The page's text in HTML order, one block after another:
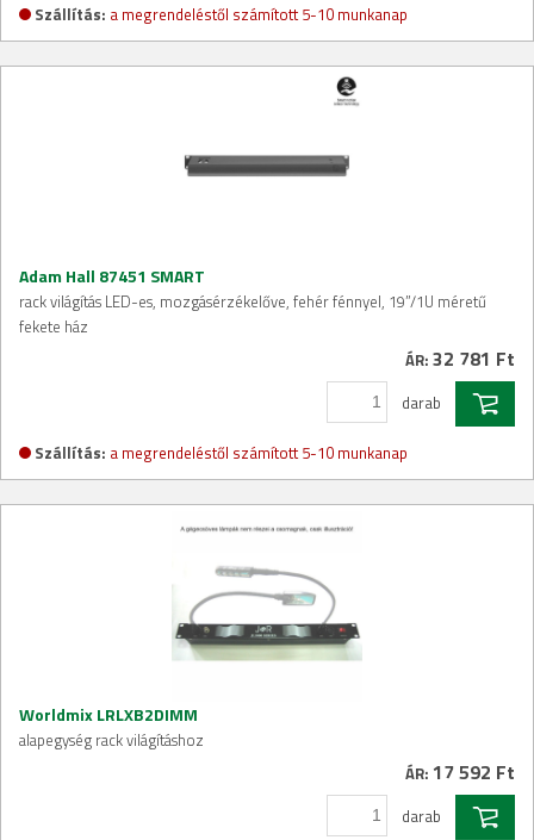
Szállítás: a megrendeléstől számított 5-10 munkanap
Adam Hall 87451 SMART
rack világítás LED-es, mozgásérzékelőve, fehér fénnyel, 19”/1U méretű
fekete ház
ÁR: 32 781 Ft
darab
Szállítás: a megrendeléstől számított 5-10 munkanap
Worldmix LRLXB2DIMM
alapegység rack világításhoz
ÁR: 17 592 Ft
darab